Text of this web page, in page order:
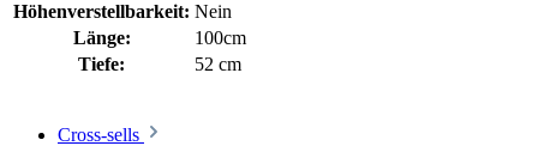
Höhenverstellbarkeit: Nein
Länge:
100cm
Tiefe:
52 cm
Cross-sells